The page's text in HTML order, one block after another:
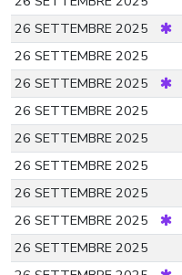
26 SETTEMBRE 2025
26 SETTEMBRE 2025
26 SETTEMBRE 2025
26 SETTEMBRE 2025
26 SETTEMBRE 2025
26 SETTEMBRE 2025
26 SETTEMBRE 2025
26 SETTEMBRE 2025
26 SETTEMBRE 2025